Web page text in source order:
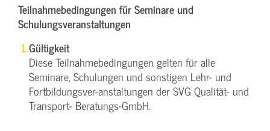
Teilnahmebedingungen für Seminare und
Schulungsveranstaltungen
Gültigkeit
Diese Teilnahmebedingungen gelten für alle
Seminare, Schulungen und sonstigen Lehr- und
Fortbildungsver-anstaltungen der SVG Qualität- und
Transport- Beratungs-GmbH.